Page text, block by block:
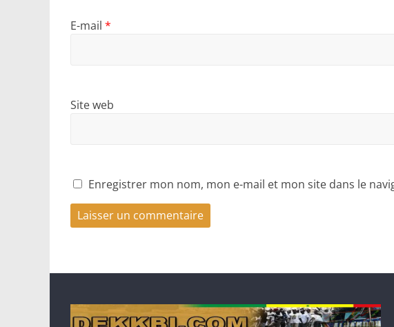
E-mail *
Site web
Enregistrer mon nom, mon e-mail et mon site dans le